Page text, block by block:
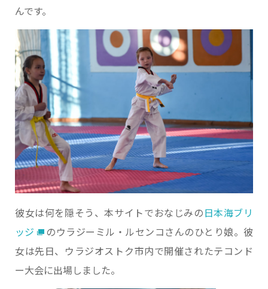
んです。
彼女は何を隠そう、本サイトでおなじみの日本海ブリ
ッジ
のウラジーミル・ルセンコさんのひとり娘。彼
女は先日、ウラジオストク市内で開催されたテコンド
ー大会に出場しました。